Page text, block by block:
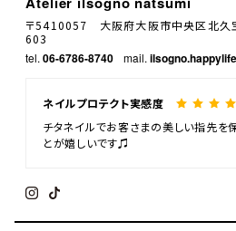
〒5410057 大阪府大阪市中央区北久
603
tel. 06-6786-8740 mail.
ネイルプロテクト実感度
チタネイルでお客さまの美しい指先を
とが嬉しいです♫